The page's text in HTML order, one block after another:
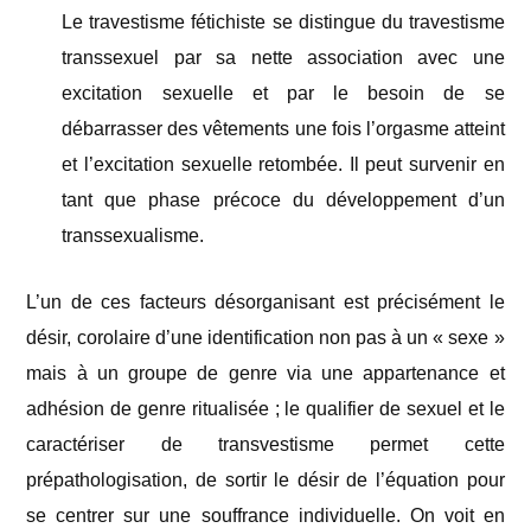
Le travestisme fétichiste se distingue du travestisme
transsexuel par sa nette association avec une
excitation sexuelle et par le besoin de se
débarrasser des vêtements une fois l’orgasme atteint
et l’excitation sexuelle retombée. Il peut survenir en
tant que phase précoce du développement d’un
transsexualisme.
L’un de ces facteurs désorganisant est précisément le
désir, corolaire d’une identification non pas à un « sexe »
mais à un groupe de genre via une appartenance et
adhésion de genre ritualisée ; le qualifier de sexuel et le
caractériser de transvestisme permet cette
prépathologisation, de sortir le désir de l’équation pour
se centrer sur une souffrance individuelle. On voit en